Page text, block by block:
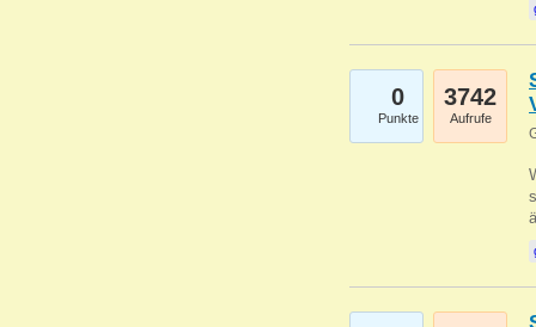
0
Punkte
3742
Aufrufe